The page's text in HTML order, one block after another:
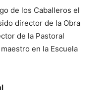
de los Caballeros el
director de la Obra
de la Pastoral
en la Escuela